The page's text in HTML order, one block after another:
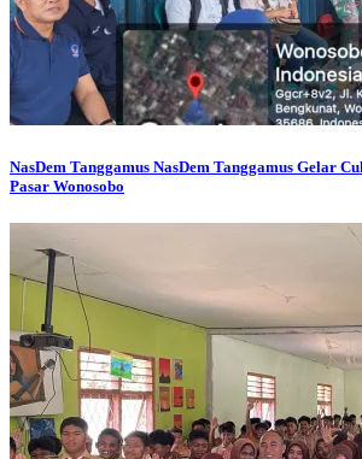
NasDem Tanggamus NasDem Tanggamus Gelar
Pasar Wonosobo